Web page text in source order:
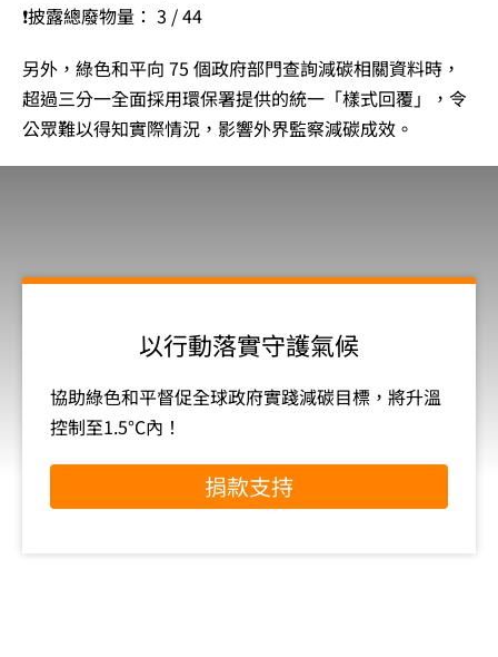
❗披露總廢物量： 3 / 44
另外，綠色和平向 75 個政府部門查詢減碳相關資料時，
超過三分一全面採用環保署提供的統一「樣式回覆」，令
公眾難以得知實際情況，影響外界監察減碳成效。
以行動落實守護氣候
協助綠色和平督促全球政府實踐減碳目標，將升溫
控制至1.5°C內！
捐款支持